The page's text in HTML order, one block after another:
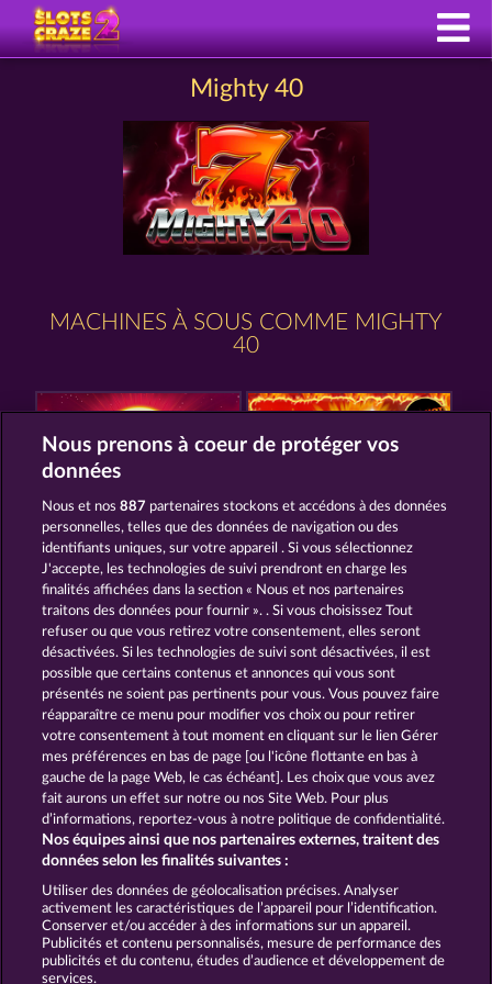
Mighty 40
MACHINES À SOUS COMME MIGHTY
40
BLAZING STAR EXPLODIAC RHFP
BACK TO THE FRUITS ROAR ROYAL SEVEN
CGU Charte de confidentialité
Mentions légales Société FAQ
Facebook
Envoyer la demande de rétractation
Nous prenons à coeur de protéger vos
données
Nous et nos887 partenaires stockons et accédons à des données
personnelles, telles que des données de navigation ou des
identifiants uniques, sur votre appareil . Si vous sélectionnez
J'accepte, les technologies de suivi prendront en charge les
finalités affichées dans la section « Nous et nos partenaires
traitons des données pour fournir ». . Si vous choisissez Tout
refuser ou que vous retirez votre consentement, elles seront
désactivées. Si les technologies de suivi sont désactivées, il est
possible que certains contenus et annonces qui vous sont
présentés ne soient pas pertinents pour vous. Vous pouvez faire
réapparaître ce menu pour modifier vos choix ou pour retirer
votre consentement à tout moment en cliquant sur le lien Gérer
mes préférences en bas de page [ou l'icône flottante en bas à
gauche de la page Web, le cas échéant]. Les choix que vous avez
fait aurons un effet sur notre ou nos Site Web. Pour plus
d’informations, reportez-vous à notre politique de confidentialité.
Nos équipes ainsi que nos partenaires externes, traitent des
données selon les finalités suivantes :
Utiliser des données de géolocalisation précises. Analyser
activement les caractéristiques de l’appareil pour l’identification.
Conserver et/ou accéder à des informations sur un appareil.
Publicités et contenu personnalisés, mesure de performance des
publicités et du contenu, études d’audience et développement de
services.